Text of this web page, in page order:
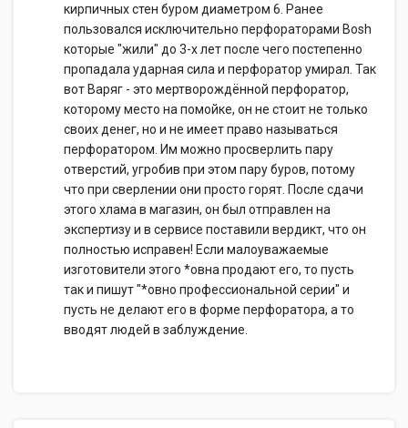
кирпичных стен буром диаметром 6. Ранее
пользовался исключительно перфораторами Bosh
которые "жили" до 3-х лет после чего постепенно
пропадала ударная сила и перфоратор умирал. Так
вот Варяг - это мертворождённой перфоратор,
которому место на помойке, он не стоит не только
своих денег, но и не имеет право называться
перфоратором. Им можно просверлить пару
отверстий, угробив при этом пару буров, потому
что при сверлении они просто горят. После сдачи
этого хлама в магазин, он был отправлен на
экспертизу и в сервисе поставили вердикт, что он
полностью исправен! Если малоуважаемые
изготовители этого *овна продают его, то пусть
так и пишут "*овно профессиональной серии" и
пусть не делают его в форме перфоратора, а то
вводят людей в заблуждение.